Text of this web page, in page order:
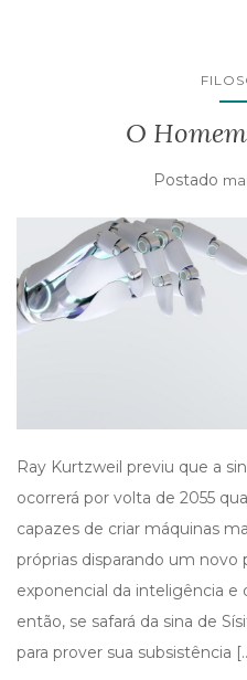
O
Postado
Ray Kurtzweil previu que a
ocorrerá por volta de 2055
capazes de criar máquinas
próprias disparando um
exponencial da inteligência e
então, se safará da sina de
para prover sua subsistência